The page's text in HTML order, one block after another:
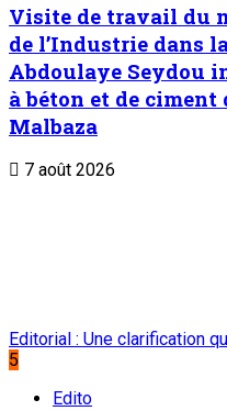
Visite de travail du
de l’Industrie dans
Abdoulaye Seydou
à béton et de
Malbaza
7 août 2026
Editorial : Une clarification
5
Edito